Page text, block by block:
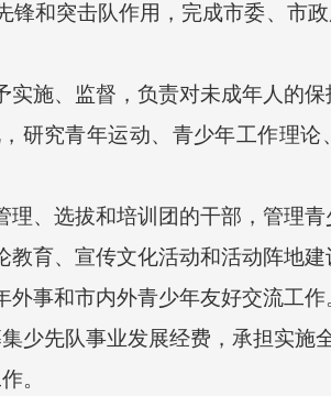
和突击队作用，完成市委、市政
、监督，负责对未成年人的保
究青年运动、青少年工作理论
选拔和培训团的干部，管理青
、宣传文化活动和活动阵地建
事和市内外青少年友好交流工作
先队事业发展经费，承担实施全
。